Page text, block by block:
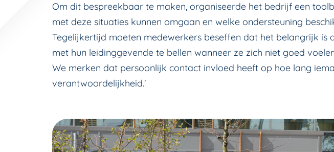
Om dit bespreekbaar te maken, organiseerde het bedrijf een
met deze situaties kunnen omgaan en welke ondersteuning
Tegelijkertijd moeten medewerkers beseffen dat het belangrijk
met hun leidinggevende te bellen wanneer ze zich niet goed
We merken dat persoonlijk contact invloed heeft op hoe lang
verantwoordelijkheid.'